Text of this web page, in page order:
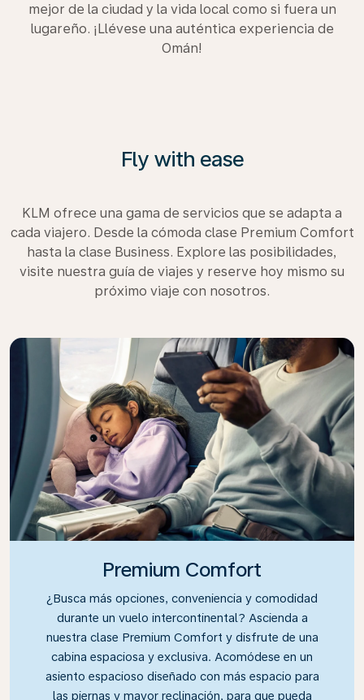
mejor de la ciudad y la vida local como si fuera un
lugareño. ¡Llévese una auténtica experiencia de
Omán!
Fly with ease
KLM ofrece una gama de servicios que se adapta a
cada viajero. Desde la cómoda clase Premium Comfort
hasta la clase Business. Explore las posibilidades,
visite nuestra guía de viajes y reserve hoy mismo su
próximo viaje con nosotros.
Premium Comfort
¿Busca más opciones, conveniencia y comodidad
durante un vuelo intercontinental? Ascienda a
nuestra clase Premium Comfort y disfrute de una
cabina espaciosa y exclusiva. Acomódese en un
asiento espacioso diseñado con más espacio para
las piernas y mayor reclinación, para que pueda